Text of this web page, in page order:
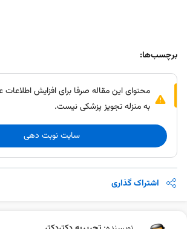
برچسب‌ها:
محتوای این مقاله صرفا برای افزایش
به منزله تجویز پزشکی نیست.
سایت نوبت دهی
اشتراک گذاری